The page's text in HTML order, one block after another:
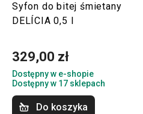
Syfon do bitej śmietany
DELÍCIA 0,5 l
329,00 zł
Dostępny w e-shopie
Dostępny w 17 sklepach
Do koszyka